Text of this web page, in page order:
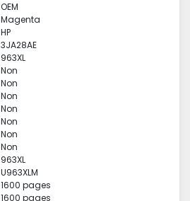
OEM
Magenta
HP
3JA28AE
963XL
Non
Non
Non
Non
Non
Non
Non
963XL
U963XLM
1600 pages
1600 pages